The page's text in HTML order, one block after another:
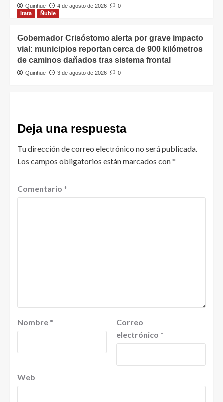
Quirihue 4 de agosto de 2026
0
Itata
Ñuble
Gobernador Crisóstomo alerta por grave impacto
vial: municipios reportan cerca de 900 kilómetros
de caminos dañados tras sistema frontal
Quirihue 3 de agosto de 2026 0
Deja una respuesta
Tu dirección de correo electrónico no será publicada.
Los campos obligatorios están marcados con*
Comentario *
Nombre *
Correo
electrónico *
Web